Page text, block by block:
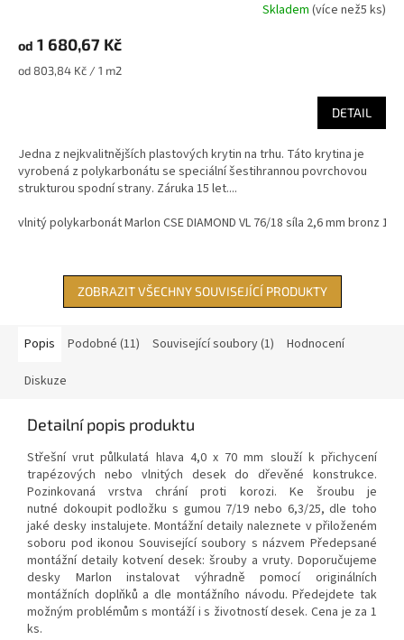
Skladem (více než5 ks)
od 1 680,67 Kč
Měrná
od 803,84 Kč / 1 m2
DETAIL
Jedna z nejkvalitnějších plastových krytin na trhu. Táto krytina je
vyrobená z polykarbonátu se speciální šestihrannou povrchovou
strukturou spodní strany. Záruka 15 let....
vlnitý polykarbonát Marlon CSE DIAMOND VL 76/18 síla 2,6 mm bronz
ZOBRAZIT VŠECHNY SOUVISEJÍCÍ PRODUKTY
Popis Podobné (11) Související soubory (1) Hodnocení
Diskuze
Detailní popis produktu
Střešní vrut půlkulatá hlava 4,0 x 70 mm slouží k přichycení
trapézových nebo vlnitých desek do dřevěné konstrukce.
Pozinkovaná vrstva chrání proti korozi. Ke šroubu je
nutné dokoupit podložku s gumou 7/19 nebo 6,3/25, dle toho
jaké desky instalujete. Montážní detaily naleznete v přiloženém
soboru pod ikonou Související soubory s názvem Předepsané
montážní detaily kotvení desek: šrouby a vruty. Doporučujeme
desky Marlon instalovat výhradně pomocí originálních
montážních doplňků a dle montážního návodu. Předejdete tak
možným problémům s montáží i s životností desek. Cena je za 1
ks.